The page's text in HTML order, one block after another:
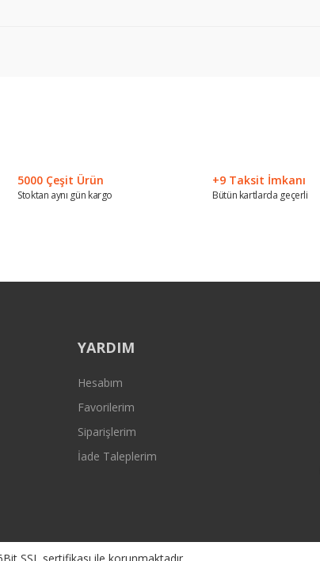
Gönder
5000 Çeşit Ürün
Stoktan aynı gün kargo
+9 Taksit İmkanı
Bütün kartlarda geçerli
YARDIM
Hesabım
Favorilerim
Siparişlerim
İade Taleplerim